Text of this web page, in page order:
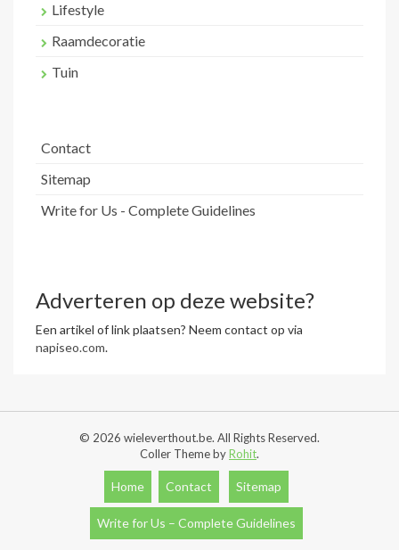
Lifestyle
Raamdecoratie
Tuin
Contact
Sitemap
Write for Us - Complete Guidelines
Adverteren op deze website?
Een artikel of link plaatsen? Neem contact op via
napiseo.com.
© 2026 wieleverthout.be. All Rights Reserved.
Coller Theme byRohit.
Home Contact Sitemap
Write for Us – Complete Guidelines